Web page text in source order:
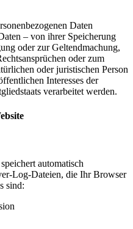
Daten
– von ihrer Speicherung
oder zur Geltendmachung,
oder zum
oder juristischen Person
Interesses der
verarbeitet werden.
automatisch
Log-Dateien, die Ihr Browser
sind: